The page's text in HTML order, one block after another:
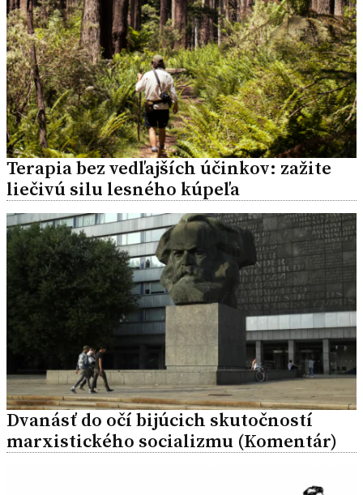
Terapia bez vedľajších účinkov: zažite
liečivú silu lesného kúpeľa
Dvanásť do očí bijúcich skutočností
marxistického socializmu (Komentár)